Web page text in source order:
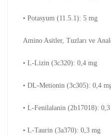
• Potasyum (11.5.1): 5 mg
Amino Asitler, Tuzları ve
• L-Lizin (3c320): 0,4 mg
• DL-Metionin (3c305): 0,4
• L-Fenilalanin (2b17018):
• L-Taurin (3a370): 0,3 mg